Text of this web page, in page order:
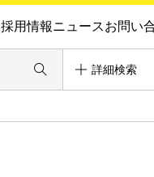
採用情報ニュースお問い
詳細検索